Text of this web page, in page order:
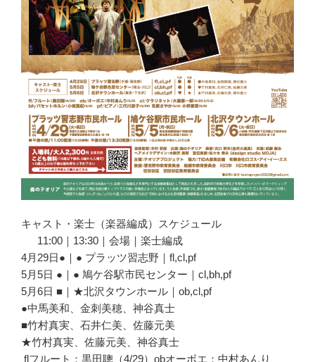
キャスト・楽士（楽器編成）スケジュール
11:00｜13:30｜会場｜楽士編成
4月29日●｜● プラッツ習志野｜fl,cl,pf
5月5日 ●｜● 鳩ケ谷駅市民センター｜cl,bh,pf
5月6日 ■｜★北沢タウンホール｜ob,cl,pf
●中馬美和、金刺美穂、神谷真士
■竹村真実、石井仁美、佐藤元美
★竹村真実、佐藤元美、神谷真士
flフルート：黒田聰（4/29）obオーボエ：中村あんり